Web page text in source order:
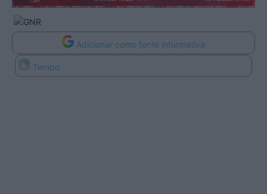
Adicionar como fonte informativa
Tempo